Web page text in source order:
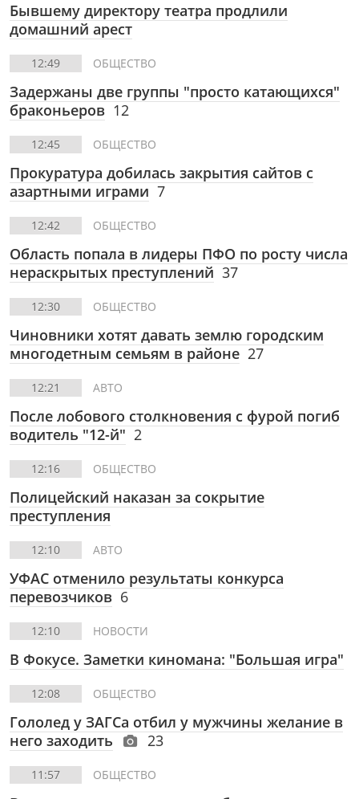
Бывшему директору театра продлили
домашний арест
12:49 ОБЩЕСТВО
Задержаны две группы "просто катающихся"
браконьеров 12
12:45 ОБЩЕСТВО
Прокуратура добилась закрытия сайтов с
азартными играми 7
12:42 ОБЩЕСТВО
Область попала в лидеры ПФО по росту числа
нераскрытых преступлений 37
12:30 ОБЩЕСТВО
Чиновники хотят давать землю городским
многодетным семьям в районе 27
12:21 АВТО
После лобового столкновения с фурой погиб
водитель "12-й" 2
12:16 ОБЩЕСТВО
Полицейский наказан за сокрытие
преступления
12:10 АВТО
УФАС отменило результаты конкурса
перевозчиков 6
12:10 НОВОСТИ
В Фокусе. Заметки киномана: "Большая игра"
12:08 ОБЩЕСТВО
Гололед у ЗАГСа отбил у мужчины желание в
него заходить
23
11:57 ОБЩЕСТВО